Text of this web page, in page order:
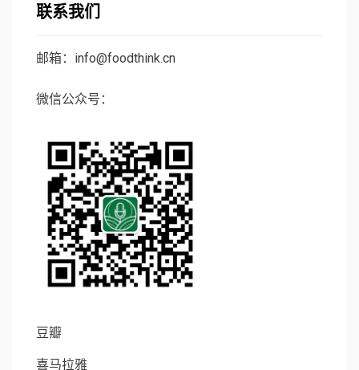
联系我们
邮箱：info@foodthink.cn
微信公众号：
豆瓣
喜马拉雅